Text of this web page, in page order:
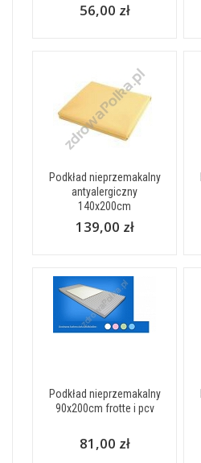
56,00 zł
Podkład nieprzemakalny
antyalergiczny
140x200cm
139,00 zł
Podkład nieprzemakalny
90x200cm frotte i pcv
81,00 zł